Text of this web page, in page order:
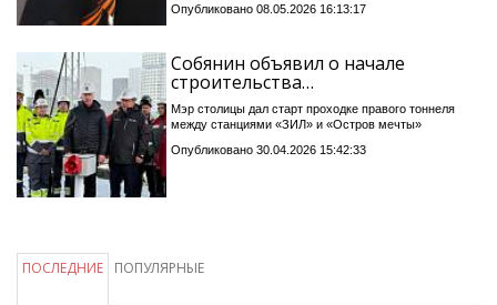
Опубликовано 08.05.2026 16:13:17
Собянин объявил о начале
строительства…
Мэр столицы дал старт проходке правого тоннеля
между станциями «ЗИЛ» и «Остров мечты»
Опубликовано 30.04.2026 15:42:33
ПОСЛЕДНИЕ ПОПУЛЯРНЫЕ